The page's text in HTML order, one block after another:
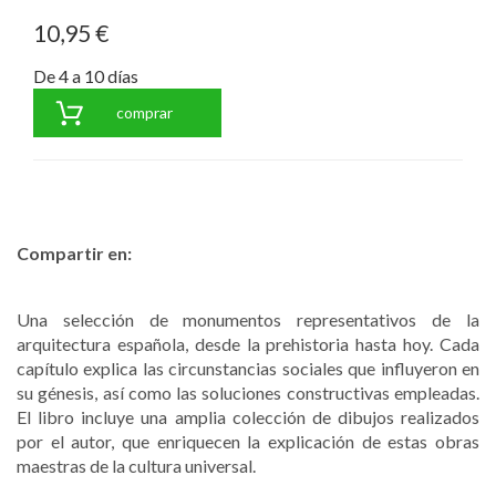
10,95 €
De 4 a 10 días
comprar
Compartir en:
Una selección de monumentos representativos de la
arquitectura española, desde la prehistoria hasta hoy. Cada
capítulo explica las circunstancias sociales que influyeron en
su génesis, así como las soluciones constructivas empleadas.
El libro incluye una amplia colección de dibujos realizados
por el autor, que enriquecen la explicación de estas obras
maestras de la cultura universal.